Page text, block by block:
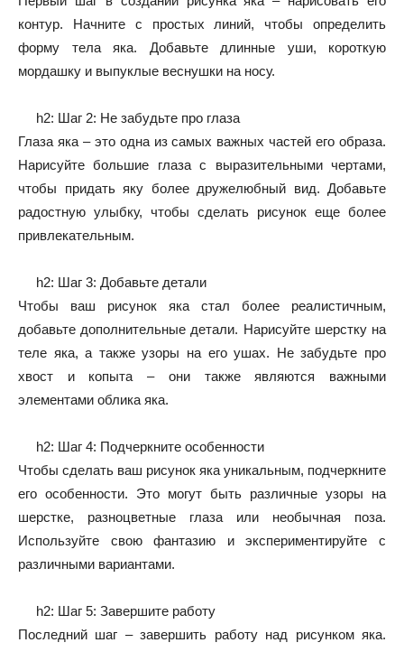
контур. Начните с простых линий, чтобы определить
форму тела яка. Добавьте длинные уши, короткую
мордашку и выпуклые веснушки на носу.
h2: Шаг 2: Не забудьте про глаза
Глаза яка – это одна из самых важных частей его образа.
Нарисуйте большие глаза с выразительными чертами,
чтобы придать яку более дружелюбный вид. Добавьте
радостную улыбку, чтобы сделать рисунок еще более
привлекательным.
h2: Шаг 3: Добавьте детали
Чтобы ваш рисунок яка стал более реалистичным,
добавьте дополнительные детали. Нарисуйте шерстку на
теле яка, а также узоры на его ушах. Не забудьте про
хвост и копыта – они также являются важными
элементами облика яка.
h2: Шаг 4: Подчеркните особенности
Чтобы сделать ваш рисунок яка уникальным, подчеркните
его особенности. Это могут быть различные узоры на
шерстке, разноцветные глаза или необычная поза.
Используйте свою фантазию и экспериментируйте с
различными вариантами.
h2: Шаг 5: Завершите работу
Последний шаг – завершить работу над рисунком яка.